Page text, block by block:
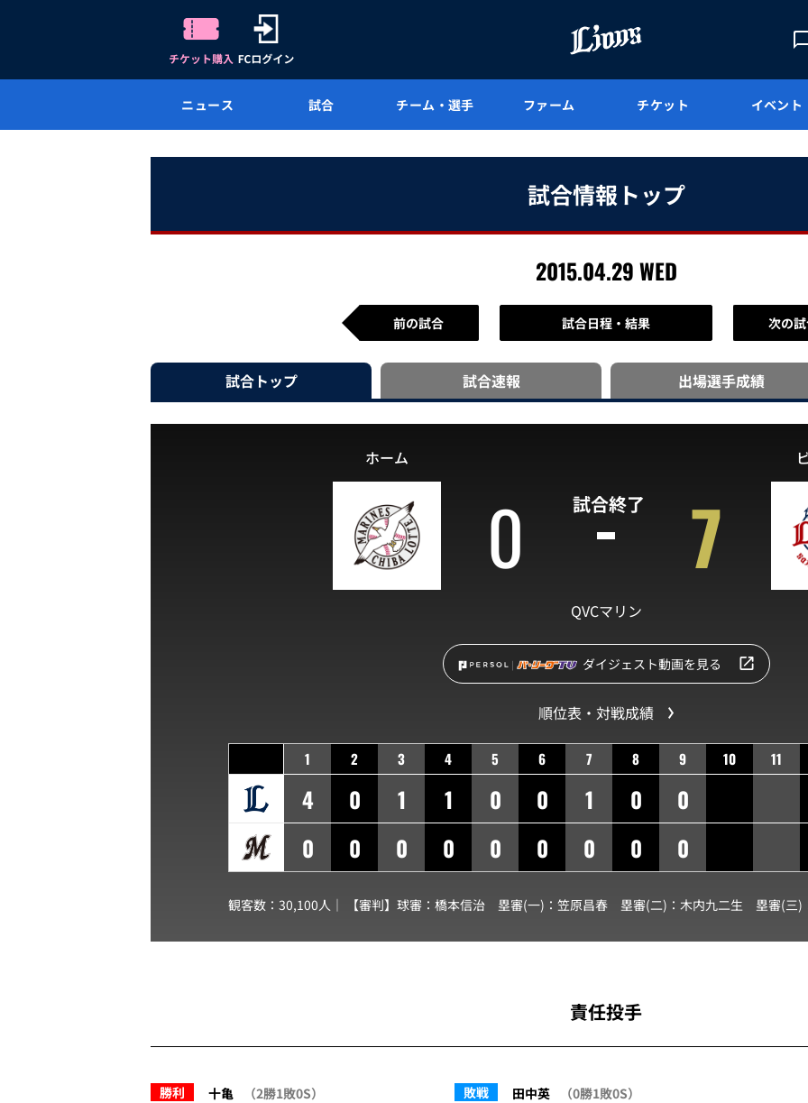
ニュース 試合 チーム・選手 ファーム チケット イベント
試合情報トップ
2015.04.29 WED
前の試合 試合日程・結果 次の
試合トップ 試合速報 出場選手成績
試合終了
ホーム
0 7
QVCマリン
ダイジェスト動画を見る
順位表・対戦成績
1 2 3 4 5 6 7 8 9 10 11
4 0 1 1 0 0 1 0
0
0
0 0 0 0 0 0 0 0
観客数：30,100人｜ 【審判】球審： 橋本信治 塁審(一)： 笠原昌春 塁審(二)： 木内九二生 塁審(三)
責任投手
勝利 十亀 （2勝1敗0S） 敗戦 田中英 （0勝1敗0S）